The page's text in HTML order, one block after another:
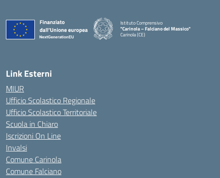
Istituto Comprensivo
"Carinola – Falciano del Massico"
Carinola (CE)
Link Esterni
MIUR
Ufficio Scolastico Regionale
Ufficio Scolastico Territoriale
Scuola in Chiaro
Iscrizioni On Line
Invalsi
Comune Carinola
Comune Falciano